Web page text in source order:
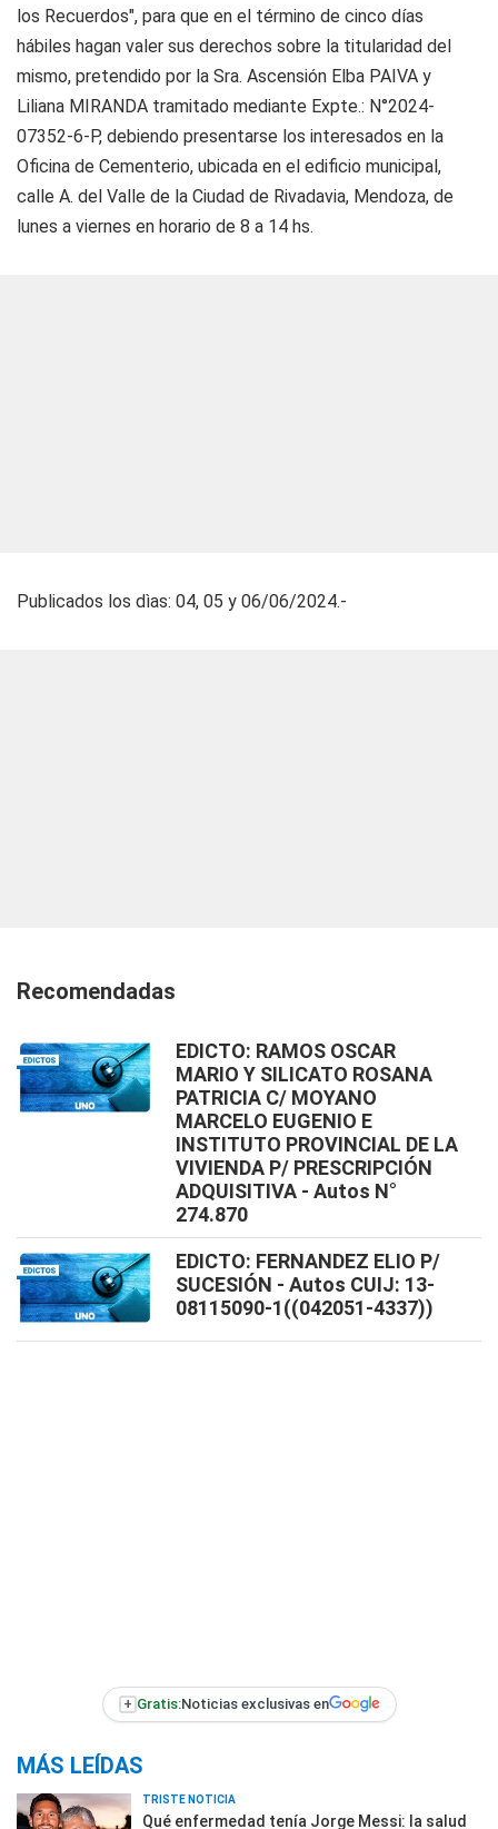
los Recuerdos", para que en el término de cinco días
hábiles hagan valer sus derechos sobre la titularidad del
mismo, pretendido por la Sra. Ascensión Elba PAIVA y
Liliana MIRANDA tramitado mediante Expte.: N°2024-
07352-6-P, debiendo presentarse los interesados en la
Oficina de Cementerio, ubicada en el edificio municipal,
calle A. del Valle de la Ciudad de Rivadavia, Mendoza, de
lunes a viernes en horario de 8 a 14 hs.
Publicados los dìas: 04, 05 y 06/06/2024.-
Recomendadas
EDICTO: RAMOS OSCAR
MARIO Y SILICATO ROSANA
PATRICIA C/ MOYANO
MARCELO EUGENIO E
INSTITUTO PROVINCIAL DE LA
VIVIENDA P/ PRESCRIPCIÓN
ADQUISITIVA - Autos N°
274.870
EDICTO: FERNANDEZ ELIO P/
SUCESIÓN - Autos CUIJ: 13-
08115090-1((042051-4337))
+ Gratis:Noticias exclusivas en
MÁS LEÍDAS
TRISTE NOTICIA
Qué enfermedad tenía Jorge Messi: la salud